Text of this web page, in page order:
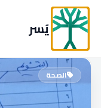
يُسر
الصحة